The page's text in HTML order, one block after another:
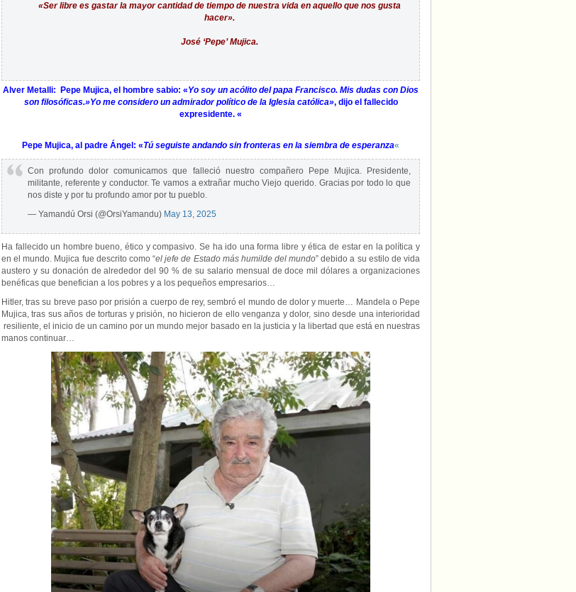
«Ser libre es gastar la mayor cantidad de tiempo de nuestra vida en aquello que nos gusta
hacer».
José ‘Pepe’ Mujica.
Alver Metalli: Pepe Mujica, el hombre sabio: «Yo soy un acólito del papa Francisco. Mis dudas con Dios
son filosóficas.»Yo me considero un admirador político de la Iglesia católica», dijo el fallecido
expresidente. «
Pepe Mujica, al padre Ángel: «Tú seguiste andando sin fronteras en la siembra de esperanza«
Con profundo dolor comunicamos que falleció nuestro compañero Pepe Mujica. Presidente,
militante, referente y conductor. Te vamos a extrañar mucho Viejo querido. Gracias por todo lo que
nos diste y por tu profundo amor por tu pueblo.
— Yamandú Orsi (@OrsiYamandu) May 13, 2025
Ha fallecido un hombre bueno, ético y compasivo. Se ha ido una forma libre y ética de estar en la política y
en el mundo. Mujica fue descrito como “el jefe de Estado más humilde del mundo” debido a su estilo de vida
austero y su donación de alrededor del 90 % de su salario mensual de doce mil dólares a organizaciones
benéficas que benefician a los pobres y a los pequeños empresarios…
Hitler, tras su breve paso por prisión a cuerpo de rey, sembró el mundo de dolor y muerte… Mandela o Pepe
Mujica, tras sus años de torturas y prisión, no hicieron de ello venganza y dolor, sino desde una interioridad
resiliente, el inicio de un camino por un mundo mejor basado en la justicia y la libertad que está en nuestras
manos continuar…